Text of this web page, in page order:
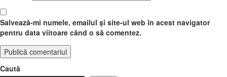
Salvează-mi numele, emailul și site-ul web în acest navigator
pentru data viitoare când o să comentez.
Caută